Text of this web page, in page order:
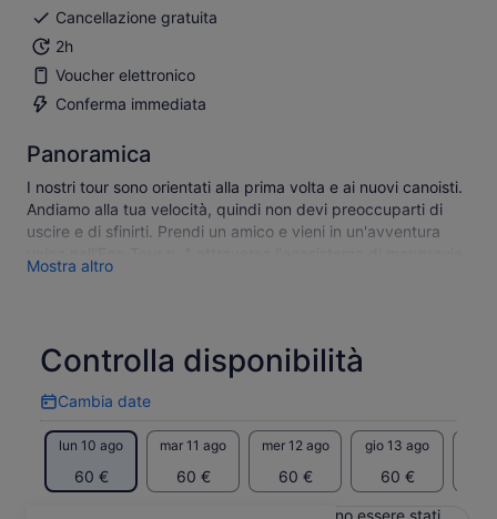
Cancellazione gratuita
2h
Voucher elettronico
Conferma immediata
Panoramica
I nostri tour sono orientati alla prima volta e ai nuovi canoisti.
Andiamo alla tua velocità, quindi non devi preoccuparti di
uscire e di sfinirti. Prendi un amico e vieni in un'avventura
Scegli il tuo kayak - singolo o doppio - e scivola nelle nostre
osservare delfini e lamantini. Sopra l'acqua, aironi, pellicani e
caccia di pesci. Sebbene non ci siano avvistamenti di animali
selvatici garantiti, vediamo sempre qualcosa di interessante
in questo ecosistema di estuario unico nel suo genere che
inizia proprio fuori dalla porta sul retro del nostro negozio.
Mostra altro
Controlla disponibilità
Cambia date
Cambia
date
lun 10 ago
60 €
mar 11 ago
60 €
mer 12 ago
60 €
gio 13 ago
60 €
I contenuti di questa pagina possono essere stati